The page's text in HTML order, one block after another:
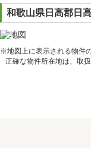
和歌山県日高郡日
※地図上に表示される物件
正確な物件所在地は、取